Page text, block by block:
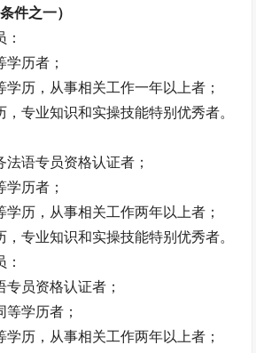
件之一）
：
历者；
学历，从事相关工作一年以上者 ；
，专业知识和实操技能特别优秀者。
法语专员资格认证者；
历者；
学历，从事相关工作两年以上者 ；
，专业知识和实操技能特别优秀者。
：
专员资格认证者；
学历者；
学历，从事相关工作两年以上者；